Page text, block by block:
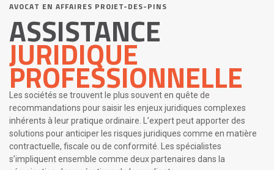
AVOCAT EN AFFAIRES PROJET-DES-PINS
ASSISTANCE
JURIDIQUE
PROFESSIONNELLE
Les sociétés se trouvent le plus souvent en quête de
recommandations pour saisir les enjeux juridiques complexes
inhérents à leur pratique ordinaire. L’expert peut apporter des
solutions pour anticiper les risques juridiques comme en matière
contractuelle, fiscale ou de conformité. Les spécialistes
s’impliquent ensemble comme deux partenaires dans la